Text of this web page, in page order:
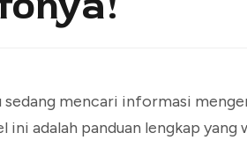
sedang mencari informasi
ini adalah panduan lengkap yang